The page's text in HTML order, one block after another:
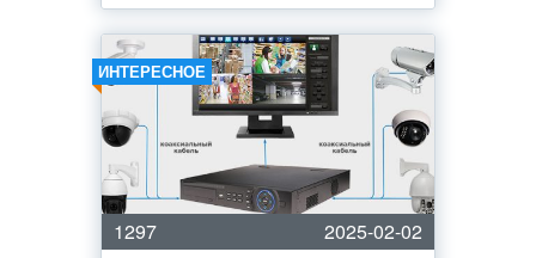
ИНТЕРЕСНОЕ
1297
2025-02-02